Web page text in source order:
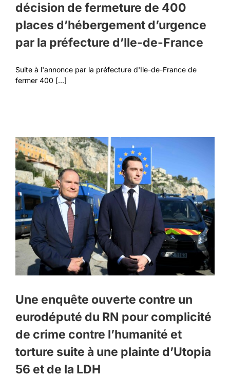
décision de fermeture de 400
places d’hébergement d’urgence
par la préfecture d’Ile-de-France
Suite à l'annonce par la préfecture d'Ile-de-France de
fermer 400 [...]
Une enquête ouverte contre un
eurodéputé du RN pour complicité
de crime contre l’humanité et
torture suite à une plainte d’Utopia
56 et de la LDH